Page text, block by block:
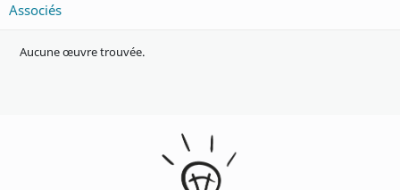
Associés
Aucune œuvre trouvée.